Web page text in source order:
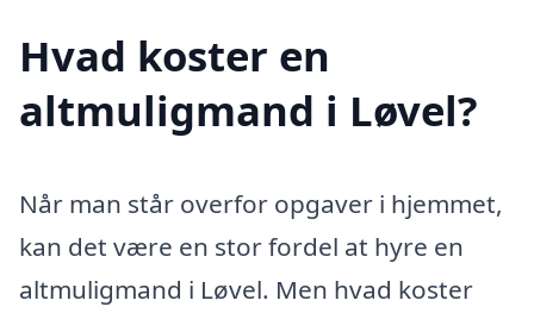
Hvad koster en
altmuligmand i Løvel?
Når man står overfor opgaver i hjemmet,
kan det være en stor fordel at hyre en
altmuligmand i Løvel. Men hvad koster